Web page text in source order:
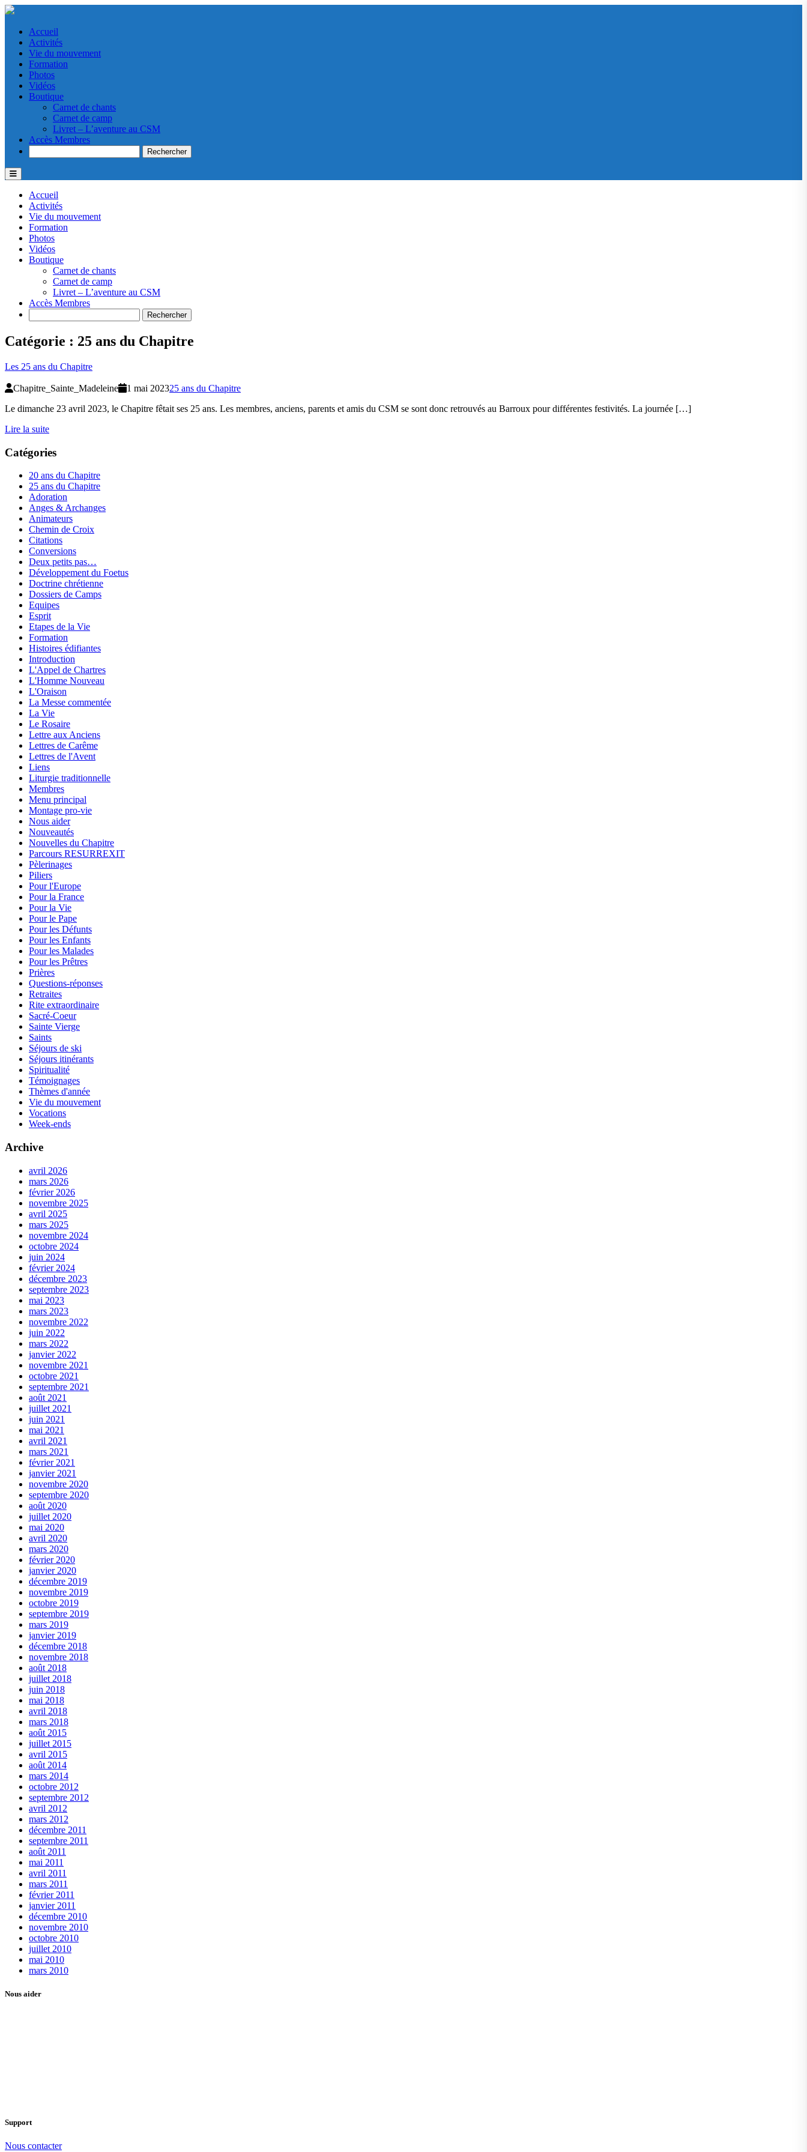
Accueil
Activités
Vie du mouvement
Formation
Photos
Vidéos
Boutique
Carnet de chants
Carnet de camp
Livret – L’aventure au CSM
Accès Membres
Accueil
Activités
Vie du mouvement
Formation
Photos
Vidéos
Boutique
Carnet de chants
Carnet de camp
Livret – L’aventure au CSM
Accès Membres
Catégorie : 25 ans du Chapitre
Les 25 ans du Chapitre
Chapitre_Sainte_Madeleine 1 mai 202325 ans du Chapitre
Le dimanche 23 avril 2023, le Chapitre fêtait ses 25 ans. Les membres, anciens, parents et amis du CSM se sont donc retrouvés au Barroux pour différentes festivités. La journée […]
Lire la suite
Catégories
20 ans du Chapitre
25 ans du Chapitre
Adoration
Anges & Archanges
Animateurs
Chemin de Croix
Citations
Conversions
Deux petits pas…
Développement du Foetus
Doctrine chrétienne
Dossiers de Camps
Equipes
Esprit
Etapes de la Vie
Formation
Histoires édifiantes
Introduction
L'Appel de Chartres
L'Homme Nouveau
L'Oraison
La Messe commentée
La Vie
Le Rosaire
Lettre aux Anciens
Lettres de Carême
Lettres de l'Avent
Liens
Liturgie traditionnelle
Membres
Menu principal
Montage pro-vie
Nous aider
Nouveautés
Nouvelles du Chapitre
Parcours RESURREXIT
Pèlerinages
Piliers
Pour l'Europe
Pour la France
Pour la Vie
Pour le Pape
Pour les Défunts
Pour les Enfants
Pour les Malades
Pour les Prêtres
Prières
Questions-réponses
Retraites
Rite extraordinaire
Sacré-Coeur
Sainte Vierge
Saints
Séjours de ski
Séjours itinérants
Spiritualité
Témoignages
Thèmes d'année
Vie du mouvement
Vocations
Week-ends
Archive
avril 2026
mars 2026
février 2026
novembre 2025
avril 2025
mars 2025
novembre 2024
octobre 2024
juin 2024
février 2024
décembre 2023
septembre 2023
mai 2023
mars 2023
novembre 2022
juin 2022
mars 2022
janvier 2022
novembre 2021
octobre 2021
septembre 2021
août 2021
juillet 2021
juin 2021
mai 2021
avril 2021
mars 2021
février 2021
janvier 2021
novembre 2020
septembre 2020
août 2020
juillet 2020
mai 2020
avril 2020
mars 2020
février 2020
janvier 2020
décembre 2019
novembre 2019
octobre 2019
septembre 2019
mars 2019
janvier 2019
décembre 2018
novembre 2018
août 2018
juillet 2018
juin 2018
mai 2018
avril 2018
mars 2018
août 2015
juillet 2015
avril 2015
août 2014
mars 2014
octobre 2012
septembre 2012
avril 2012
mars 2012
décembre 2011
septembre 2011
août 2011
mai 2011
avril 2011
mars 2011
février 2011
janvier 2011
décembre 2010
novembre 2010
octobre 2010
juillet 2010
mai 2010
mars 2010
Nous aider
Support
Nous contacter